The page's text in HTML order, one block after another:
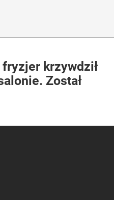
krzywdził
Został